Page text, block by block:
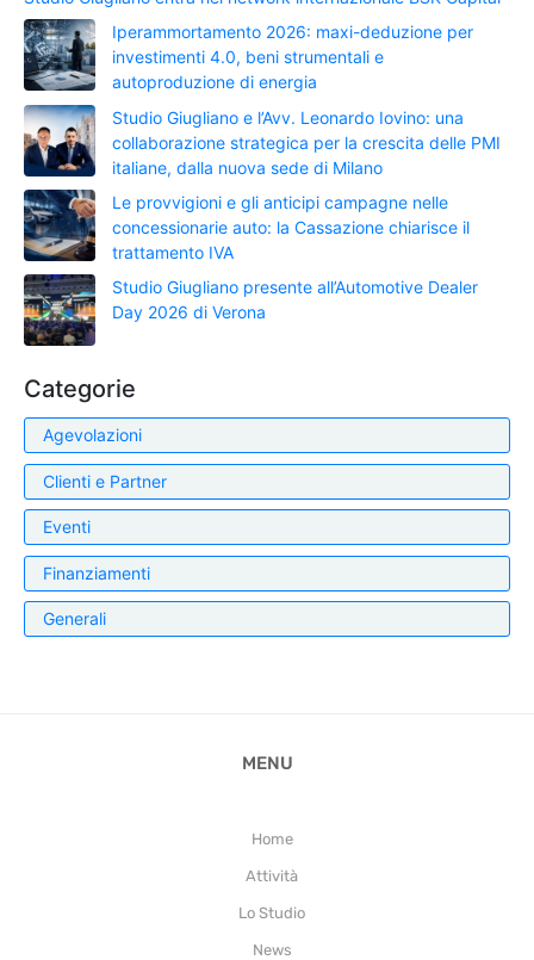
Iperammortamento 2026: maxi-deduzione per
investimenti 4.0, beni strumentali e
autoproduzione di energia
Studio Giugliano e l’Avv. Leonardo Iovino: una
collaborazione strategica per la crescita delle PMI
italiane, dalla nuova sede di Milano
Le provvigioni e gli anticipi campagne nelle
concessionarie auto: la Cassazione chiarisce il
trattamento IVA
Studio Giugliano presente all’Automotive Dealer
Day 2026 di Verona
Categorie
Agevolazioni
Clienti e Partner
Eventi
Finanziamenti
Generali
MENU
Home
Attività
Lo Studio
News